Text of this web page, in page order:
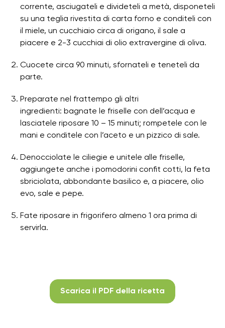
corrente, asciugateli e divideteli a metà, disponeteli
su una teglia rivestita di carta forno e conditeli con
il miele, un cucchiaio circa di origano, il sale a
piacere e 2-3 cucchiai di olio extravergine di oliva.
Cuocete circa 90 minuti, sfornateli e teneteli da
parte.
Preparate nel frattempo gli altri
ingredienti: bagnate le friselle con dell’acqua e
lasciatele riposare 10 – 15 minuti; rompetele con le
mani e conditele con l’aceto e un pizzico di sale.
Denocciolate le ciliegie e unitele alle friselle,
aggiungete anche i pomodorini confit cotti, la feta
sbriciolata, abbondante basilico e, a piacere, olio
evo, sale e pepe.
Fate riposare in frigorifero almeno 1 ora prima di
servirla.
Scarica il PDF della ricetta